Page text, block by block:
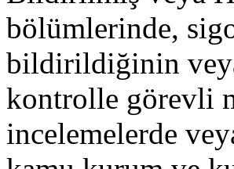
bölümlerinde,
bildirildiğinin
kontrolle görevli
incelemelerde